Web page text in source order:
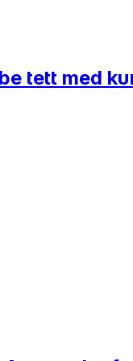
tett med